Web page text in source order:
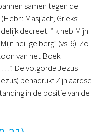
samen tegen de
Masjiach; Grieks:
decreet: “Ik heb Mijn
heilige berg” (vs. 6). Zo
van het Boek:
…”. De volgorde Jezus
benadrukt Zijn aardse
in de positie van de